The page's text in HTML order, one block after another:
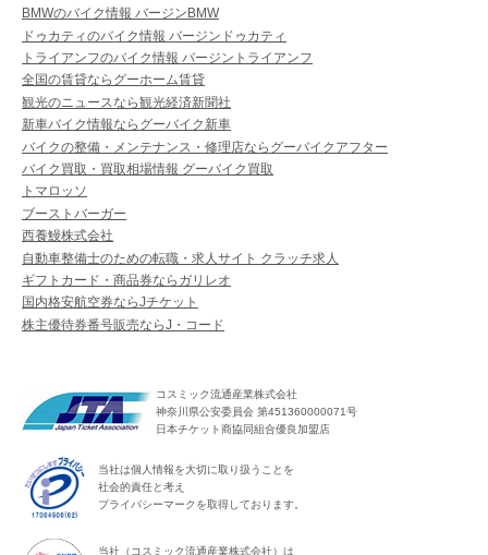
BMWのバイク情報 バージンBMW
ドゥカティのバイク情報 バージンドゥカティ
トライアンフのバイク情報 バージントライアンフ
全国の賃貸ならグーホーム賃貸
観光のニュースなら観光経済新聞社
新車バイク情報ならグーバイク新車
バイクの整備・メンテナンス・修理店ならグーバイクアフター
バイク買取・買取相場情報 グーバイク買取
トマロッソ
ブーストバーガー
西養鰻株式会社
自動車整備士のための転職・求人サイト クラッチ求人
ギフトカード・商品券ならガリレオ
国内格安航空券ならJチケット
株主優待券番号販売ならJ・コード
コスミック流通産業株式会社
神奈川県公安委員会 第451360000071号
日本チケット商協同組合優良加盟店
当社は個人情報を大切に取り扱うことを
社会的責任と考え
プライバシーマークを取得しております。
当社（コスミック流通産業株式会社）は